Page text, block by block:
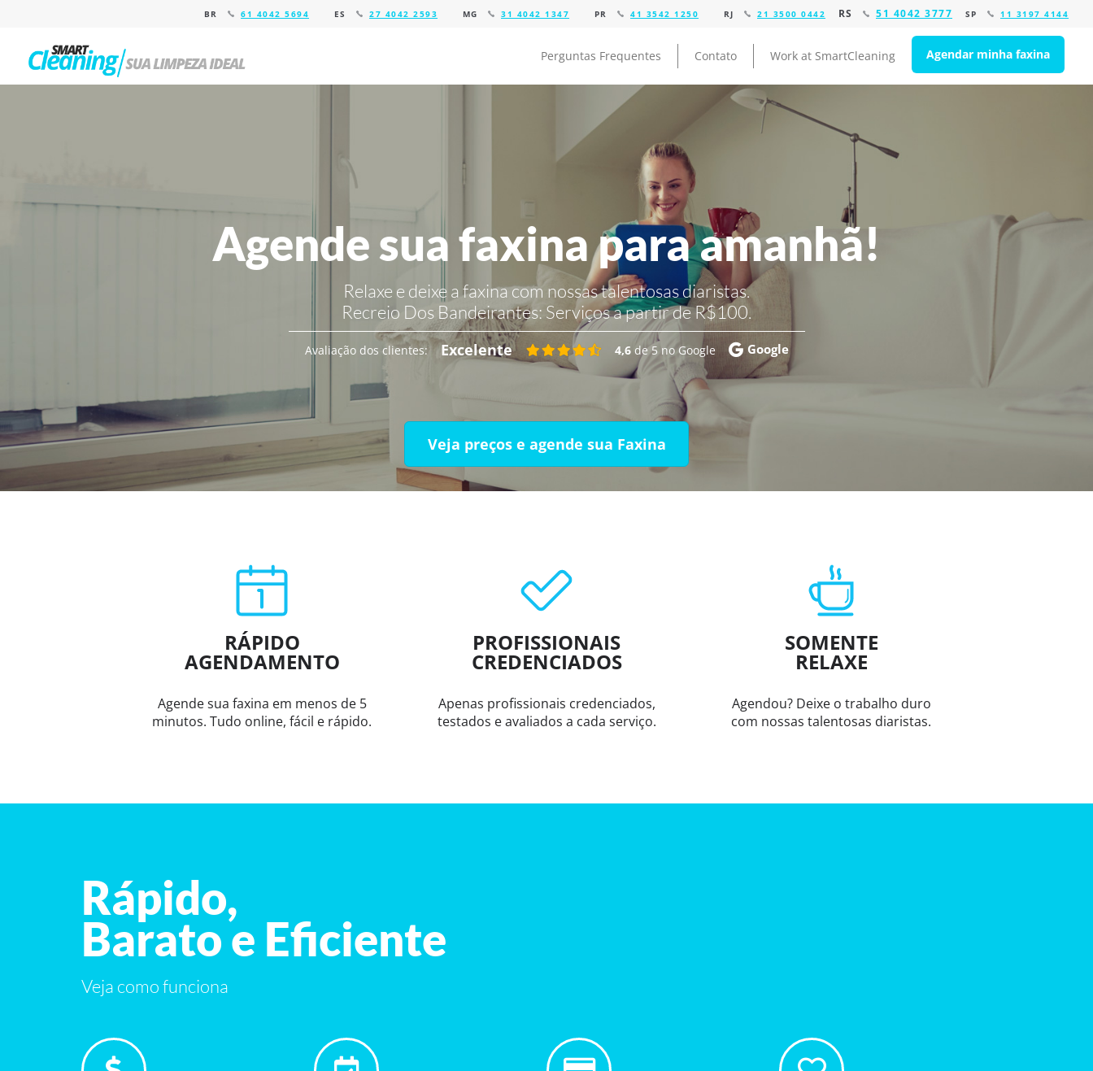
BR 61 4042 5694 ES 27 4042 2593 MG 31 4042 1347 PR 41 3542 1250 RJ 21 3500 0442 RS 51 4042 3777 SP 11 3197 4144
Perguntas Frequentes Contato Work at SmartCleaning Agendar minha faxina
Agende sua faxina para amanhã!
Relaxe e deixe a faxina com nossas talentosas diaristas.
Recreio Dos Bandeirantes: Serviços a partir de R$100.
Avaliação dos clientes: Excelente 4,6de 5 no Google Google
Veja preços e agende sua Faxina
RÁPIDO
AGENDAMENTO
Agende sua faxina em menos de 5
minutos. Tudo online, fácil e rápido.
PROFISSIONAIS
CREDENCIADOS
Apenas profissionais credenciados,
testados e avaliados a cada serviço.
SOMENTE
RELAXE
Agendou? Deixe o trabalho duro
com nossas talentosas diaristas.
Rápido,
Barato e Eficiente
Veja como funciona